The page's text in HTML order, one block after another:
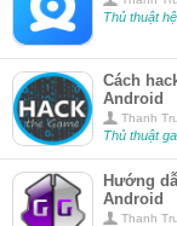
Thủ thuật
Cách
Android
Thanh
Thủ thuật
Hướng
Android
Thanh